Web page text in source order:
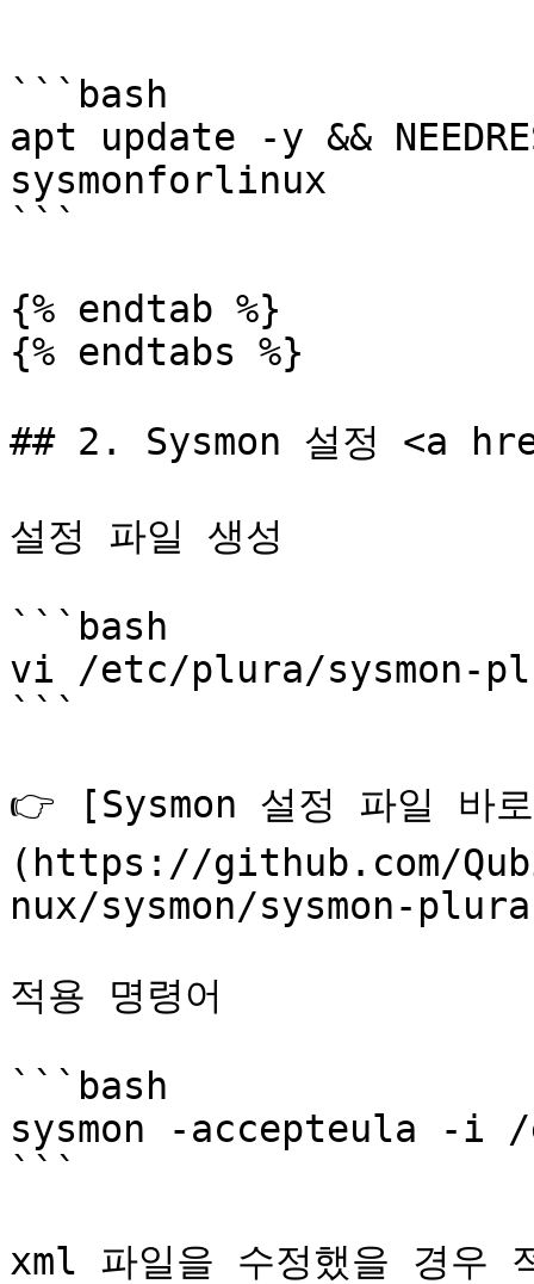
```bash
apt update -y &&
sysmonforlinux
```
{% endtab %}
{% endtabs %}
## 2. Sysmon 설정 <a
설정 파일 생성
```bash
vi /etc/plura/sysmon-
```
👉 [Sysmon 설정 파일 바
(https://github.com/
nux/sysmon/sysmon-
적용 명령어
```bash
sysmon -accepteula -i
```
xml 파일을 수정했을 경우